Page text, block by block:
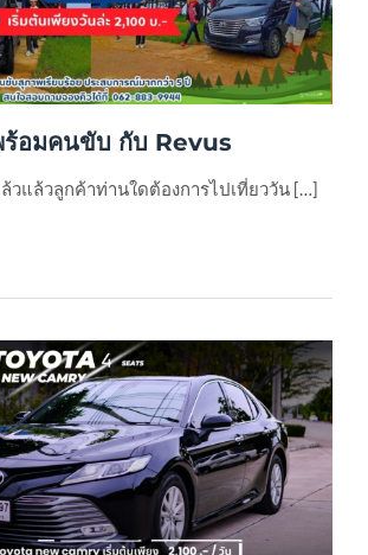
ร้อมคนขับ กับ Revus
วแล้วลูกค้าท่านใดต้องการไปเที่ยววัน […]